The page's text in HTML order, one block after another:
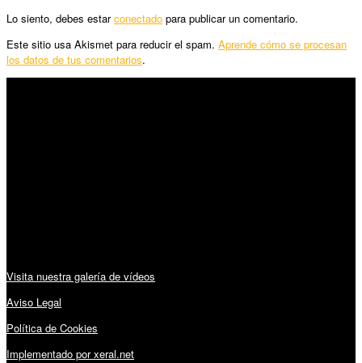
Lo siento, debes estarconectado para publicar un comentario.
Este sitio usa Akismet para reducir el spam. Aprende cómo se procesan
los datos de tus comentarios.
Visita nuestra galería de vídeos
Aviso Legal
Política de Cookies
Implementado por xeral.net